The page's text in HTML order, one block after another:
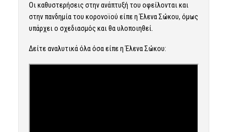
Οι καθυστερήσεις στην ανάπτυξή του οφείλονται και
στην πανδημία του κορονοϊού είπε η Έλενα Σώκου, όμως
υπάρχει ο σχεδιασμός και θα υλοποιηθεί.
Δείτε αναλυτικά όλα όσα είπε η Έλενα Σώκου: